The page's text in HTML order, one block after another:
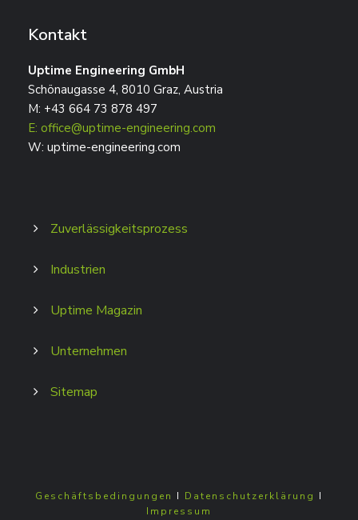
Kontakt
Uptime Engineering GmbH
Schönaugasse 4, 8010 Graz, Austria
M: +43 664 73 878 497
E: office@uptime-engineering.com
W: uptime-engineering.com
Zuverlässigkeitsprozess
Industrien
Uptime Magazin
Unternehmen
Sitemap
Geschäftsbedingungen I Datenschutzerklärung I
Impressum